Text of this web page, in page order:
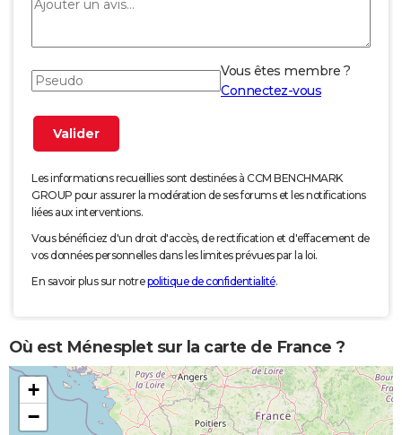
Vous êtes membre ?
Connectez-vous
Les informations recueillies sont destinées à CCM BENCHMARK
GROUP pour assurer la modération de ses forums et les notifications
liées aux interventions.
Vous bénéficiez d'un droit d'accès, de rectification et d'effacement de
vos données personnelles dans les limites prévues par la loi.
En savoir plus sur notrepolitique de confidentialité.
Où est Ménesplet sur la carte de France ?
+
−